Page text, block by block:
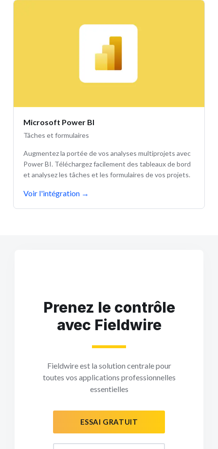
Microsoft Power BI
Tâches et formulaires
Augmentez la portée de vos analyses multiprojets avec
Power BI. Téléchargez facilement des tableaux de bord
et analysez les tâches et les formulaires de vos projets.
Voir l'intégration →
Prenez le contrôle
avec Fieldwire
Fieldwire est la solution centrale pour
toutes vos applications professionnelles
essentielles
ESSAI GRATUIT